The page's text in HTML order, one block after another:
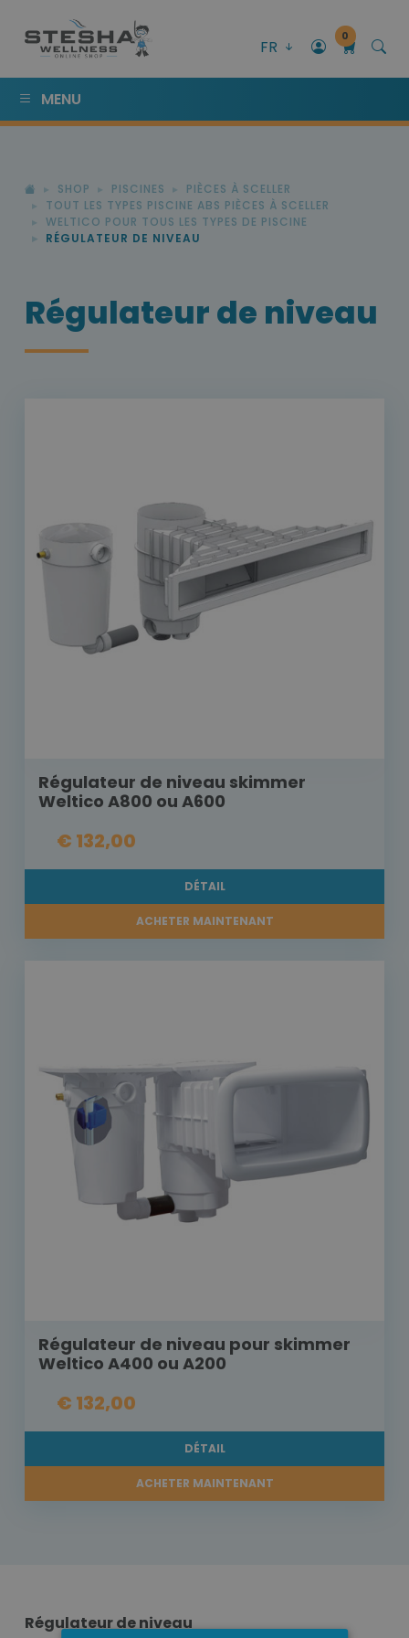
FR
0
MENU
SHOP PISCINES
PIÈCES À SCELLER
TOUT LES TYPES PISCINE ABS PIÈCES À SCELLER
WELTICO POUR TOUS LES TYPES DE PISCINE
RÉGULATEUR DE NIVEAU
Régulateur de niveau
Régulateur de niveau skimmer
Weltico A800 ou A600
€ 132,00
DÉTAIL
ACHETER MAINTENANT
Régulateur de niveau pour skimmer
Weltico A400 ou A200
€ 132,00
DÉTAIL
ACHETER MAINTENANT
Régulateur de niveau